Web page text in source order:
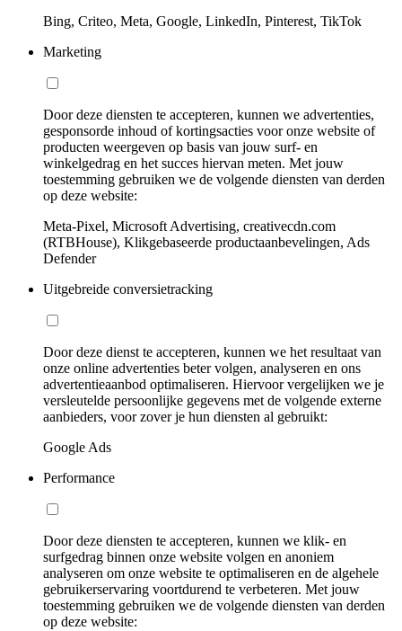
Bing, Criteo, Meta, Google, LinkedIn, Pinterest, TikTok
Marketing
Door deze diensten te accepteren, kunnen we advertenties,
gesponsorde inhoud of kortingsacties voor onze website of
producten weergeven op basis van jouw surf- en
winkelgedrag en het succes hiervan meten. Met jouw
toestemming gebruiken we de volgende diensten van derden
op deze website:
Meta-Pixel, Microsoft Advertising, creativecdn.com
(RTBHouse), Klikgebaseerde productaanbevelingen, Ads
Defender
Uitgebreide conversietracking
Door deze dienst te accepteren, kunnen we het resultaat van
onze online advertenties beter volgen, analyseren en ons
advertentieaanbod optimaliseren. Hiervoor vergelijken we je
versleutelde persoonlijke gegevens met de volgende externe
aanbieders, voor zover je hun diensten al gebruikt:
Google Ads
Performance
Door deze diensten te accepteren, kunnen we klik- en
surfgedrag binnen onze website volgen en anoniem
analyseren om onze website te optimaliseren en de algehele
gebruikerservaring voortdurend te verbeteren. Met jouw
toestemming gebruiken we de volgende diensten van derden
op deze website: